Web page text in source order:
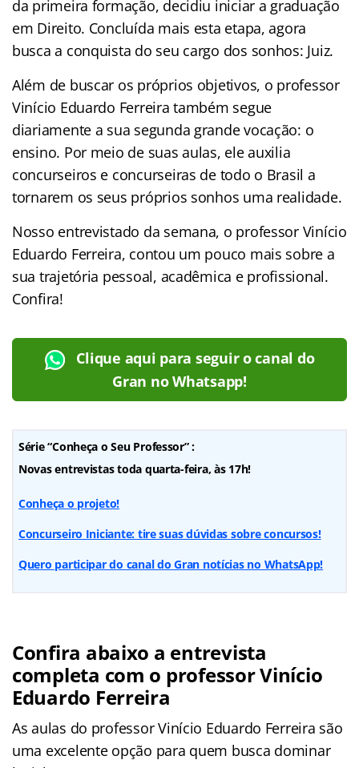
da primeira formação, decidiu iniciar a graduação
em Direito. Concluída mais esta etapa, agora
busca a conquista do seu cargo dos sonhos: Juiz.
Além de buscar os próprios objetivos, o professor
Vinício Eduardo Ferreira também segue
diariamente a sua segunda grande vocação: o
ensino. Por meio de suas aulas, ele auxilia
concurseiros e concurseiras de todo o Brasil a
tornarem os seus próprios sonhos uma realidade.
Nosso entrevistado da semana, o professor Vinício
Eduardo Ferreira, contou um pouco mais sobre a
sua trajetória pessoal, acadêmica e profissional.
Confira!
Clique aqui para seguir o canal do
Gran no Whatsapp!
Série “Conheça o Seu Professor” :
Novas entrevistas toda quarta-feira, às 17h!
Conheça o projeto!
Concurseiro Iniciante: tire suas dúvidas sobre concursos!
Quero participar do canal do Gran notícias no WhatsApp!
Confira abaixo a entrevista
completa com o professor Vinício
Eduardo Ferreira
As aulas do professor Vinício Eduardo Ferreira são
uma excelente opção para quem busca dominar